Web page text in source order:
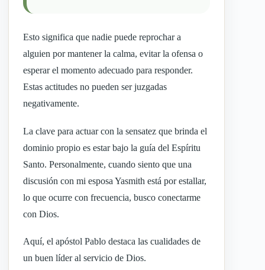
Esto significa que nadie puede reprochar a
alguien por mantener la calma, evitar la ofensa o
esperar el momento adecuado para responder.
Estas actitudes no pueden ser juzgadas
negativamente.
La clave para actuar con la sensatez que brinda el
dominio propio es estar bajo la guía del Espíritu
Santo. Personalmente, cuando siento que una
discusión con mi esposa Yasmith está por estallar,
lo que ocurre con frecuencia, busco conectarme
con Dios.
Aquí, el apóstol Pablo destaca las cualidades de
un buen líder al servicio de Dios.